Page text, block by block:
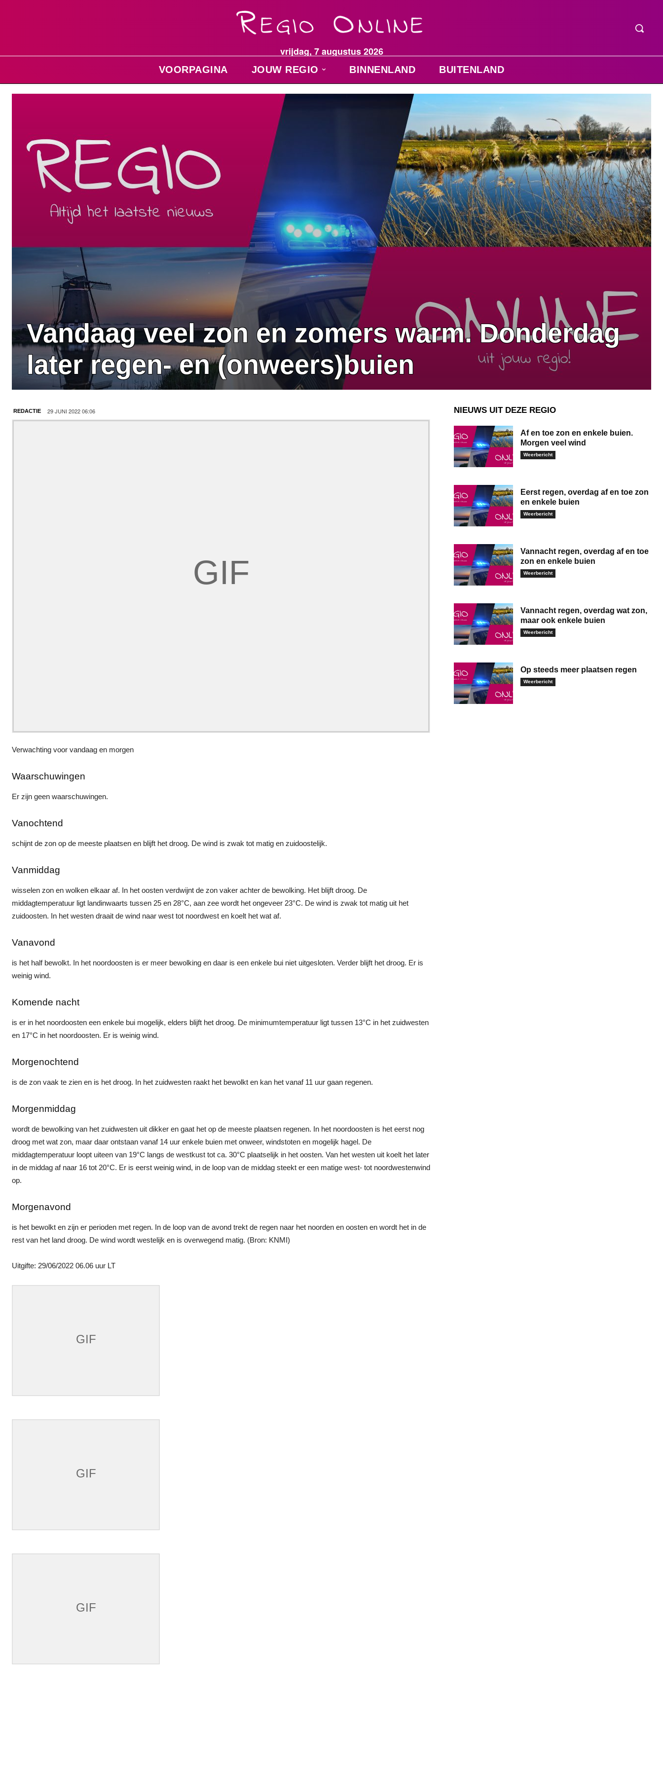
vrijdag, 7 augustus 2026
VOORPAGINA JOUW REGIO BINNENLAND BUITENLAND
Vandaag veel zon en zomers warm. Donderdag
later regen- en (onweers)buien
REDACTIE 29 JUNI 2022 06:06
Verwachting voor vandaag en morgen
Waarschuwingen
Er zijn geen waarschuwingen.
Vanochtend
schijnt de zon op de meeste plaatsen en blijft het droog. De wind is zwak tot matig en zuidoostelijk.
Vanmiddag
wisselen zon en wolken elkaar af. In het oosten verdwijnt de zon vaker achter de bewolking. Het blijft droog. De
middagtemperatuur ligt landinwaarts tussen 25 en 28°C, aan zee wordt het ongeveer 23°C. De wind is zwak tot matig uit het
zuidoosten. In het westen draait de wind naar west tot noordwest en koelt het wat af.
Vanavond
is het half bewolkt. In het noordoosten is er meer bewolking en daar is een enkele bui niet uitgesloten. Verder blijft het droog. Er is
weinig wind.
Komende nacht
is er in het noordoosten een enkele bui mogelijk, elders blijft het droog. De minimumtemperatuur ligt tussen 13°C in het zuidwesten
en 17°C in het noordoosten. Er is weinig wind.
Morgenochtend
is de zon vaak te zien en is het droog. In het zuidwesten raakt het bewolkt en kan het vanaf 11 uur gaan regenen.
Morgenmiddag
wordt de bewolking van het zuidwesten uit dikker en gaat het op de meeste plaatsen regenen. In het noordoosten is het eerst nog
droog met wat zon, maar daar ontstaan vanaf 14 uur enkele buien met onweer, windstoten en mogelijk hagel. De
middagtemperatuur loopt uiteen van 19°C langs de westkust tot ca. 30°C plaatselijk in het oosten. Van het westen uit koelt het later
in de middag af naar 16 tot 20°C. Er is eerst weinig wind, in de loop van de middag steekt er een matige west- tot noordwestenwind
op.
Morgenavond
is het bewolkt en zijn er perioden met regen. In de loop van de avond trekt de regen naar het noorden en oosten en wordt het in de
rest van het land droog. De wind wordt westelijk en is overwegend matig. (Bron: KNMI)
Uitgifte: 29/06/2022 06.06 uur LT
NIEUWS UIT DEZE REGIO
Af en toe zon en enkele buien.
Morgen veel wind
Weerbericht
Eerst regen, overdag af en toe zon
en enkele buien
Weerbericht
Vannacht regen, overdag af en toe
zon en enkele buien
Weerbericht
Vannacht regen, overdag wat zon,
maar ook enkele buien
Weerbericht
Op steeds meer plaatsen regen
Weerbericht